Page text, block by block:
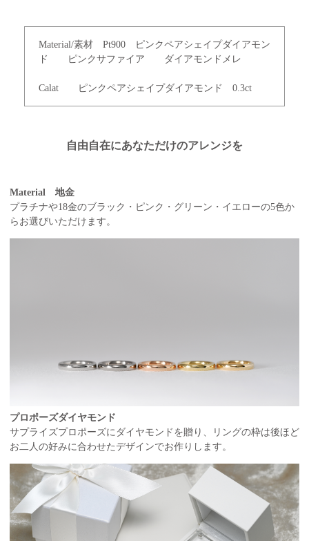
Material/素材 Pt900 ピンクペアシェイプダイアモン
ド ピンクサファイア ダイアモンドメレ
Calat ピンクペアシェイプダイアモンド 0.3ct
自由自在にあなただけのアレンジを
Material 地金
プラチナや18金のブラック・ピンク・グリーン・イエローの5色か
らお選びいただけます。
プロポーズダイヤモンド
サプライズプロポーズにダイヤモンドを贈り、リングの枠は後ほど
お二人の好みに合わせたデザインでお作りします。